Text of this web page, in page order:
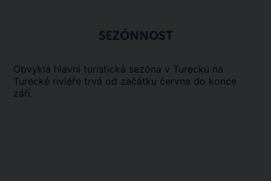
SEZÓNNOST
Obvyklá hlavní turistická sezóna v Turecku na
Turecké riviéře trvá od začátku června do konce
září.